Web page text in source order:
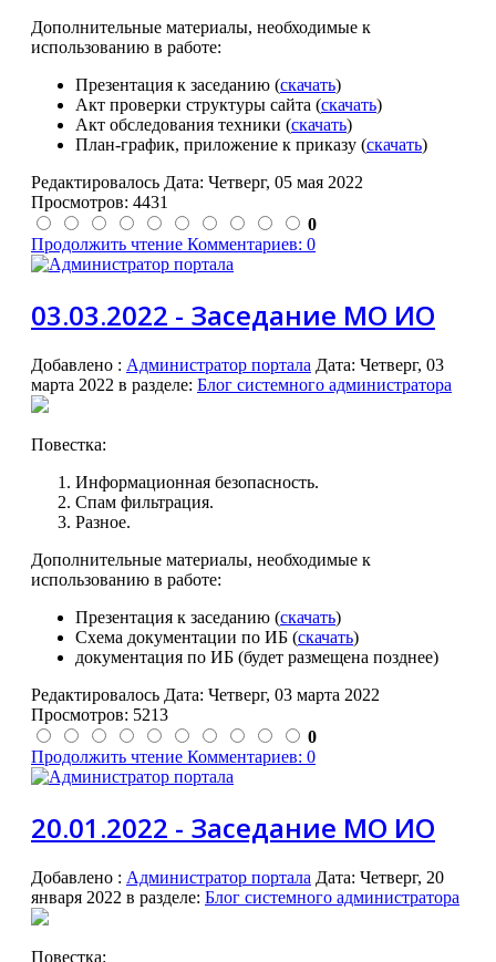
Дополнительные материалы, необходимые к
использованию в работе:
Презентация к заседанию (скачать)
Акт проверки структуры сайта (скачать)
Акт обследования техники (скачать)
План-график, приложение к приказу (скачать)
Редактировалось Дата: Четверг, 05 мая 2022
Просмотров: 4431
0
Продолжить чтение Комментариев: 0
03.03.2022 - Заседание МО ИО
Добавлено : Администратор портала Дата: Четверг, 03
марта 2022 в разделе: Блог системного администратора
Повестка:
Информационная безопасность.
Спам фильтрация.
Разное.
Дополнительные материалы, необходимые к
использованию в работе:
Презентация к заседанию (скачать)
Схема документации по ИБ (скачать)
документация по ИБ (будет размещена позднее)
Редактировалось Дата: Четверг, 03 марта 2022
Просмотров: 5213
0
Продолжить чтение Комментариев: 0
20.01.2022 - Заседание МО ИО
Добавлено : Администратор портала Дата: Четверг, 20
января 2022 в разделе: Блог системного администратора
Повестка: